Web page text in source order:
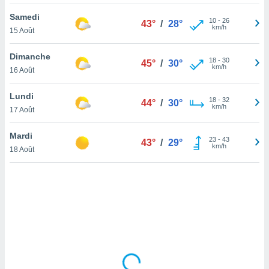
votre
à
en
le
Samedi
15 Août
43° / 28° 10- 26
km/h
Dimanche
16 Août
45° / 30° 18- 30
km/h
Lundi
17 Août
44° / 30° 18- 32
km/h
Mardi
18 Août
43° / 29° 23- 43
km/h